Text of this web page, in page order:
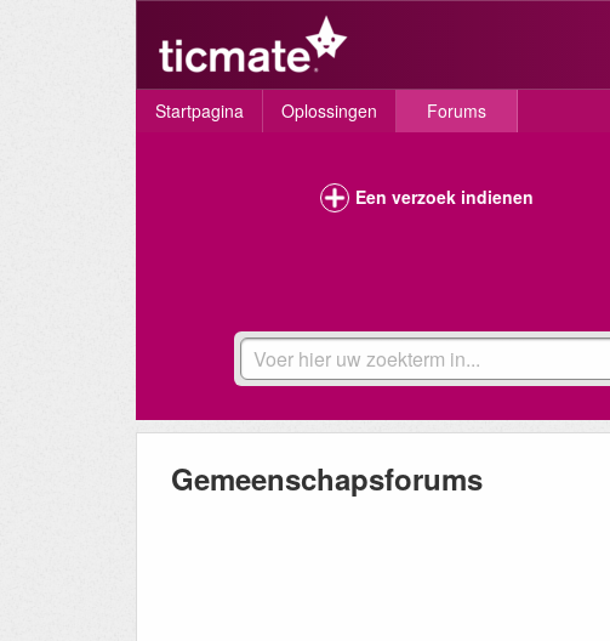
Startpagina Oplossingen Forums
Een verzoek indienen
Gemeenschapsforums